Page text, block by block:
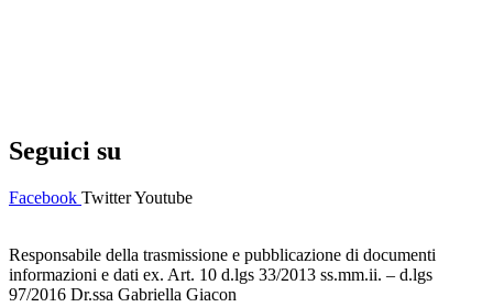
Seguici su
Facebook TwitterYoutube
Responsabile della trasmissione e pubblicazione di documenti
informazioni e dati ex. Art. 10 d.lgs 33/2013 ss.mm.ii. – d.lgs
97/2016 Dr.ssa Gabriella Giacon